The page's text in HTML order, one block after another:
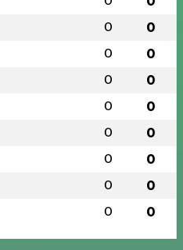
0 0
0 0
0 0
0 0
0 0
0 0
0 0
0 0